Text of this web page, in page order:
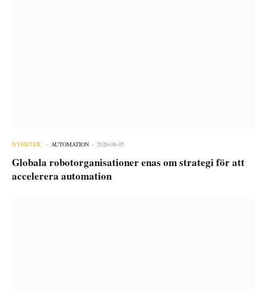
NYHETER AUTOMATION 2026-08-05
Globala robotorganisationer enas om strategi för att
accelerera automation